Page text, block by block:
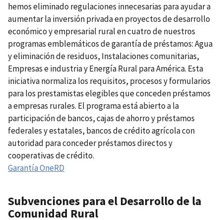
hemos eliminado regulaciones innecesarias para ayudar a
aumentar la inversión privada en proyectos de desarrollo
económico y empresarial rural en cuatro de nuestros
programas emblemáticos de garantía de préstamos: Agua
y eliminación de residuos, Instalaciones comunitarias,
Empresas e industria y Energía Rural para América. Esta
iniciativa normaliza los requisitos, procesos y formularios
para los prestamistas elegibles que conceden préstamos
a empresas rurales. El programa está abierto a la
participación de bancos, cajas de ahorro y préstamos
federales y estatales, bancos de crédito agrícola con
autoridad para conceder préstamos directos y
cooperativas de crédito.
Garantía OneRD
Subvenciones para el Desarrollo de la
Comunidad Rural